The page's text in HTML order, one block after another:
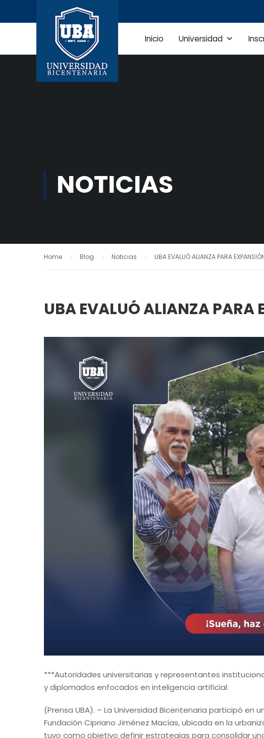
Inicio Universidad
NOTICIAS
Home Blog Noticias UBA EVALUÓ ALIANZA PARA
UBA EVALUÓ ALIANZA PARA
***Autoridades universitarias y representantes
y diplomados enfocados en inteligencia artificial.
(Prensa UBA). – La Universidad Bicentenaria participó
Fundación Cipriano Jiménez Macías, ubicada en la
tuvo como objetivo definir estrategias para consolidar